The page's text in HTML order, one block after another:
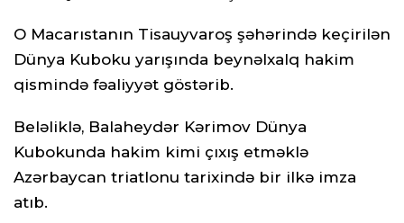
O Macarıstanın Tisauyvaroş şəhərində keçirilən
Dünya Kuboku yarışında beynəlxalq hakim
qismində fəaliyyət göstərib.
Beləliklə, Balaheydər Kərimov Dünya
Kubokunda hakim kimi çıxış etməklə
Azərbaycan triatlonu tarixində bir ilkə imza
atıb.